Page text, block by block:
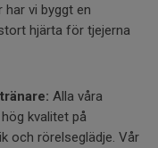
har vi byggt en
hjärta för tjejerna
Alla våra
kvalitet på
och rörelseglädje. Vår